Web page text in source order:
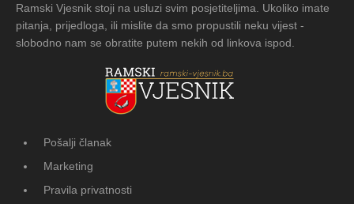
Ramski Vjesnik stoji na usluzi svim posjetiteljima. Ukoliko imate
pitanja, prijedloga, ili mislite da smo propustili neku vijest -
slobodno nam se obratite putem nekih od linkova ispod.
Pošalji članak
Marketing
Pravila privatnosti